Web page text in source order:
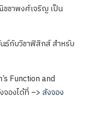
ชชาพงศ์เจริญ เป็น
ธ์กับวิชาฟิสิกส์ สำหรับ
Function and
จองได้ที่ –>สังจอง